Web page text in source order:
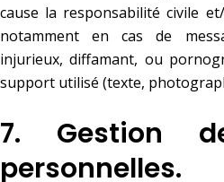
cause la responsabilité civile
notamment en cas de
injurieux, diffamant, ou
support utilisé (texte,
7. Gestion
personnelles.